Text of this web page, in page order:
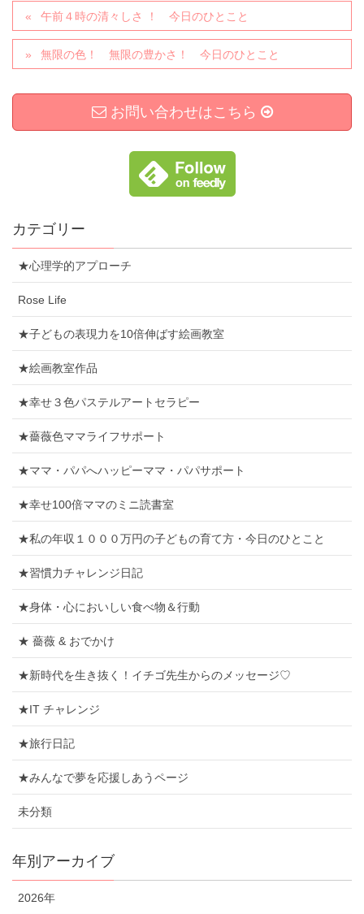
午前４時の清々しさ ！ 今日のひとこと
無限の色！ 無限の豊かさ！ 今日のひとこと
お問い合わせはこちら
カテゴリー
★心理学的アプローチ
Rose Life
★子どもの表現力を10倍伸ばす絵画教室
★絵画教室作品
★幸せ３色パステルアートセラピー
★薔薇色ママライフサポート
★ママ・パパへハッピーママ・パパサポート
★幸せ100倍ママのミニ読書室
★私の年収１０００万円の子どもの育て方・今日のひとこと
★習慣力チャレンジ日記
★身体・心においしい食べ物＆行動
★ 薔薇 & おでかけ
★新時代を生き抜く！イチゴ先生からのメッセージ♡
★IT チャレンジ
★旅行日記
★みんなで夢を応援しあうページ
未分類
年別アーカイブ
2026年